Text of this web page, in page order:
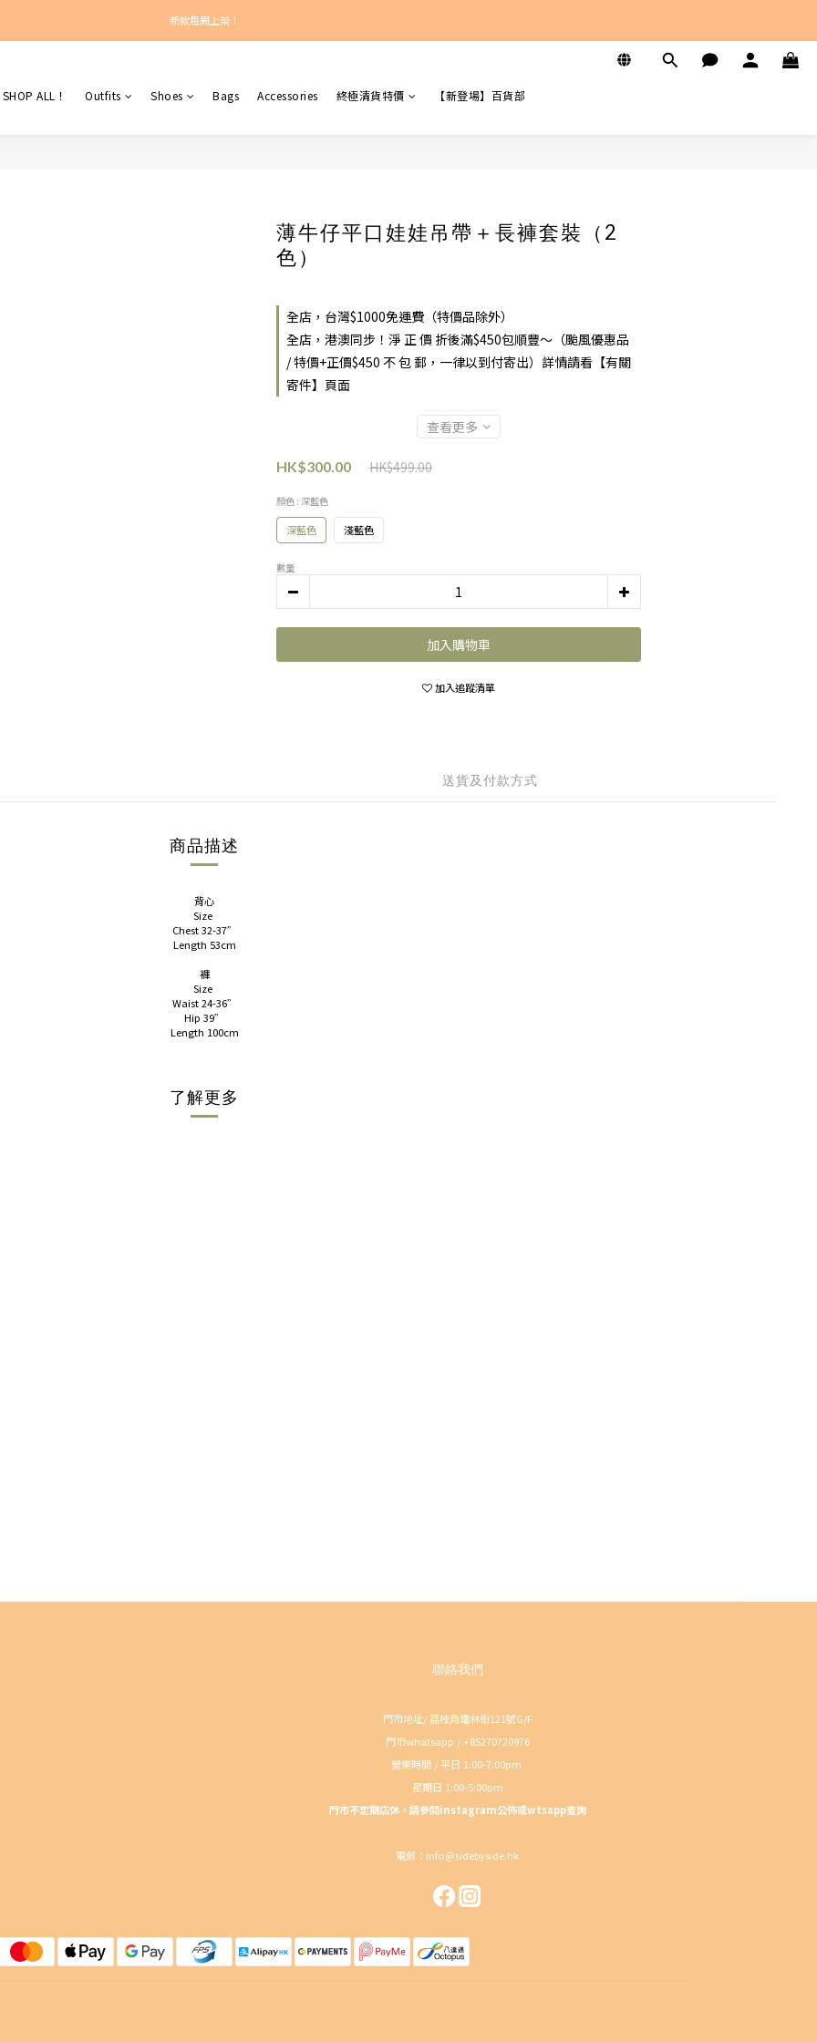
新款每周上架！
新款每周上架！
新款每周上架！
SHOP ALL！ Outfits Shoes Bags Accessories 終極清貨特價 【新登場】百貨部
薄牛仔平口娃娃吊帶＋長褲套裝（2
色）
全店，台灣$1000免運費（特價品除外）
全店，港澳同步！淨 正 價 折後滿$450包順豐～（颱風優惠品
/ 特價+正價$450 不 包 郵，一律以到付寄出）詳情請看【有關
寄件】頁面
查看更多
HK$300.00 HK$499.00
顏色 : 深藍色
深藍色 淺藍色
數量
加入購物車
加入追蹤清單
送貨及付款方式
商品描述
背心
Size
Chest 32-37”
Length 53cm
褲
Size
Waist 24-36”
Hip 39”
Length 100cm
了解更多
聯絡我們
門市地址/ 荔枝角瓊林街121號G/F
門市whatsapp / +85270720976
營業時間 / 平日 1:00-7:00pm
星期日 1:00-5:00pm
門市不定期店休。請參閱instagram公佈或wtsapp查詢
電郵：info@sidebyside.hk